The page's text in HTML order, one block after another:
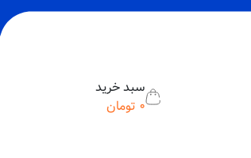
سبد خرید
0 تومان